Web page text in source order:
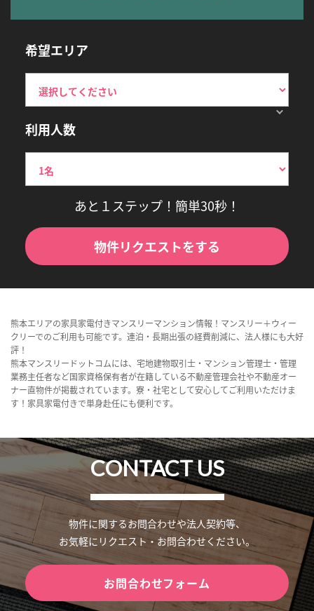
希望エリア
利用人数
あと１ステップ！簡単30秒！
物件リクエストをする
熊本エリアの家具家電付きマンスリーマンション情報！マンスリー＋ウィー
クリーでのご利用も可能です。連泊・長期出張の経費削減に、法人様にも大好
評！
熊本マンスリードットコムには、宅地建物取引士・マンション管理士・管理
業務主任者など国家資格保有者が在籍している不動産管理会社や不動産オー
ナー直物件が掲載されています。寮・社宅として安心してご利用いただけま
す！家具家電付きで単身赴任にも便利です。
CONTACT US
物件に関するお問合わせや法人契約等、
お気軽にリクエスト・お問合わせください。
お問合わせフォーム